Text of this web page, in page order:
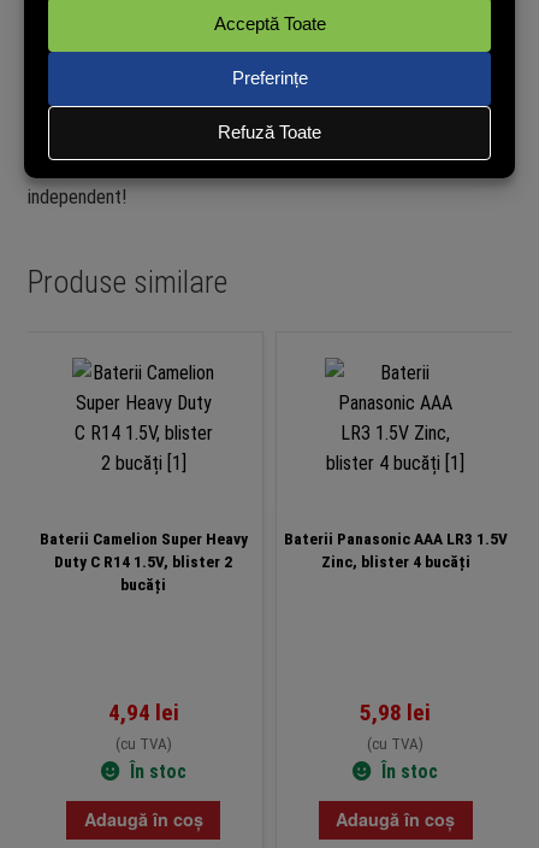
TRUSTED.RO
Nu avem încă opinii de la clienți verificați pentru acest produs.
Recenzia poate fi lăsată doar de cei care au cumpărat pe site.
Cumpără și tu acum pentru a putea publica opinia ta în mod
independent!
Produse similare
Baterii Camelion Super Heavy
Duty C R14 1.5V, blister 2
bucăți
4,94 lei
(cu TVA)
În stoc
Adaugă în coș
Baterii Panasonic AAA LR3 1.5V
Zinc, blister 4 bucăți
5,98 lei
(cu TVA)
În stoc
Adaugă în coș